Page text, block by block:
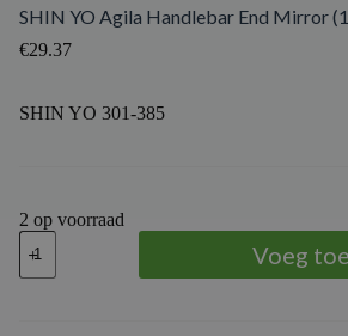
SHIN YO Agila Handlebar End Mirror
€29.37
SHIN YO 301-385
2 op voorraad
SHIN
YO
Agila
Voeg toe